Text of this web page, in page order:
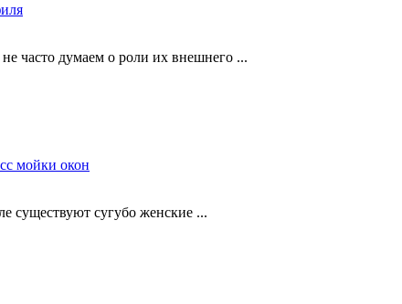
часто думаем о роли их внешнего ...
мойки окон
существуют сугубо женские ...